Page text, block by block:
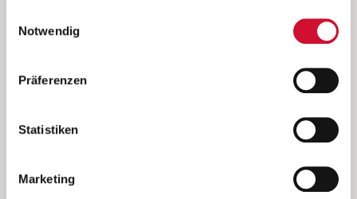
Wenn Sie auf „Cookies zulassen“ klicken, so stimmen
Sie der Speicherung sämtlicher Cookies zu. Sie können
Ihre Einwilligung selbstverständlich jederzeit widerrufen,
indem Sie die Cookie-Einstellungen aufrufen und diese
unsererDatenschutzerklärung
Notwendig
Präferenzen
Statistiken
Marketing
Betreiber der Webseite
Kantstraße 45a
(Ein Tochterunternehmen des AWO Bezirksverbandes Unterfranken
e.V.)